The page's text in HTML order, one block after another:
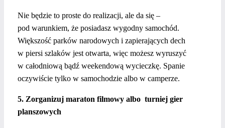
Nie będzie to proste do realizacji, ale da się –
pod warunkiem, że posiadasz wygodny samochód.
Większość parków narodowych i zapierających dech
w piersi szlaków jest otwarta, więc możesz wyruszyć
w całodniową bądź weekendową wycieczkę. Spanie
oczywiście tylko w samochodzie albo w camperze.
5. Zorganizuj maraton filmowy albo turniej gier
planszowych